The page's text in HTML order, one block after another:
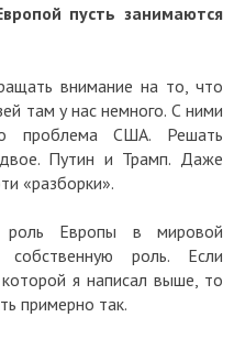
пусть занимаются
внимание на то, что
там у нас немного. С ними
проблема США. Решать
Путин и Трамп. Даже
«разборки».
роль Европы в мировой
роль. Если
я написал выше, то
примерно так.